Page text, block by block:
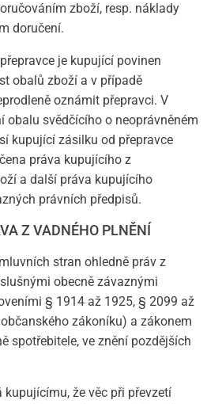
zboží, resp. náklady
doručení.
je kupující povinen
obalů zboží a v případě
oznámit přepravci. V
obalu svědčícího o neoprávněném
kupující zásilku od přepravce
práva kupujícího z
a další práva kupujícího
právních předpisů.
Z VADNÉHO PLNĚNÍ
stran ohledně práv z
obecně závaznými
§ 1914 až 1925, § 2099 až
zákoníku) a zákonem
spotřebitele, ve znění pozdějších
že věc při převzetí